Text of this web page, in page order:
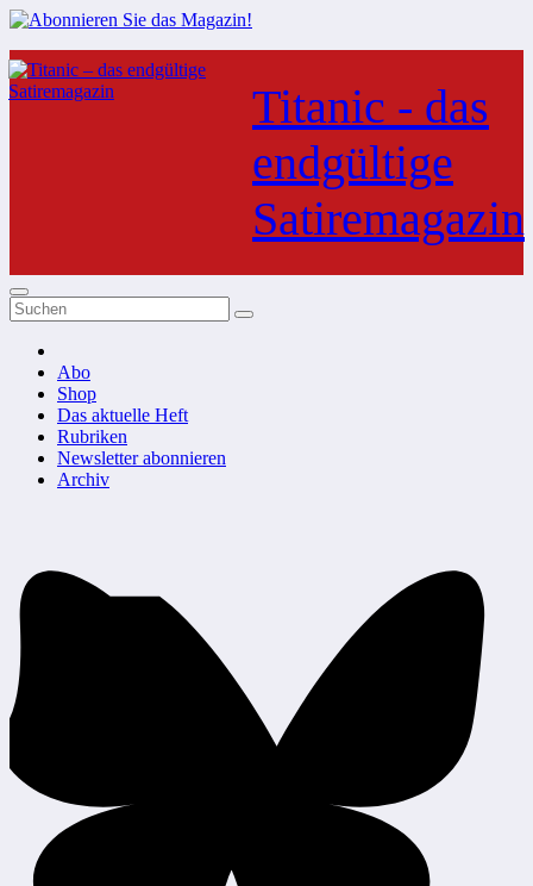
Zum
Inhalt
springen
Titanic - das
endgültige
Satiremagazin
Abo
Shop
Das aktuelle Heft
Rubriken
Newsletter abonnieren
Archiv